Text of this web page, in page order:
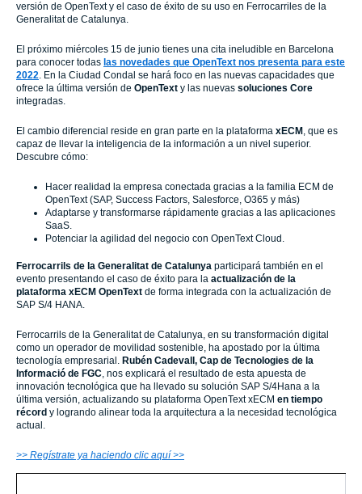
versión de OpenText y el caso de éxito de su uso en Ferrocarriles de la
Generalitat de Catalunya.
El próximo miércoles 15 de junio tienes una cita ineludible en Barcelona
para conocer todas las novedades que OpenText nos presenta para este
2022. En la Ciudad Condal se hará foco en las nuevas capacidades que
ofrece la última versión de OpenText y las nuevas soluciones Core
integradas.
El cambio diferencial reside en gran parte en la plataforma xECM , que es
capaz de llevar la inteligencia de la información a un nivel superior.
Descubre cómo:
Hacer realidad la empresa conectada gracias a la familia ECM de
OpenText (SAP, Success Factors, Salesforce, O365 y más)
Adaptarse y transformarse rápidamente gracias a las aplicaciones
SaaS.
Potenciar la agilidad del negocio con OpenText Cloud.
Ferrocarrils de la Generalitat de Catalunya participará también en el
evento presentando el caso de éxito para la actualización de la
plataforma xECM OpenText de forma integrada con la actualización de
SAP S/4 HANA.
Ferrocarrils de la Generalitat de Catalunya, en su transformación digital
como un operador de movilidad sostenible, ha apostado por la última
tecnología empresarial. Rubén Cadevall, Cap de Tecnologies de la
Informació de FGC, nos explicará el resultado de esta apuesta de
innovación tecnológica que ha llevado su solución SAP S/4Hana a la
última versión, actualizando su plataforma OpenText xECM en tiempo
récord y logrando alinear toda la arquitectura a la necesidad tecnológica
actual.
>> Regístrate ya haciendo clic aquí >>